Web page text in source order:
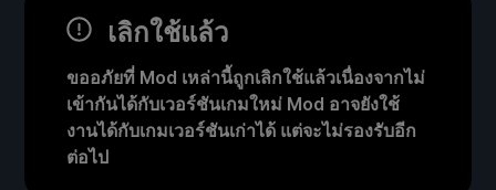
เลิกใช้แล้ว
ขออภัยที่ Mod เหล่านี้ถูกเลิกใช้แล้วเนื่องจากไม่
เข้ากันได้กับเวอร์ชันเกมใหม่ Mod อาจยังใช้
งานได้กับเกมเวอร์ชันเก่าได้ แต่จะไม่รองรับอีก
ต่อไป